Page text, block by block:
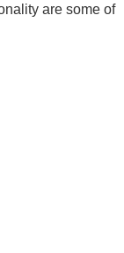
are some of